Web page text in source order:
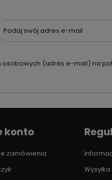
Podaj swój adres e-mail
(adres e-mail) na
konto
zamówienia
Wysyłka